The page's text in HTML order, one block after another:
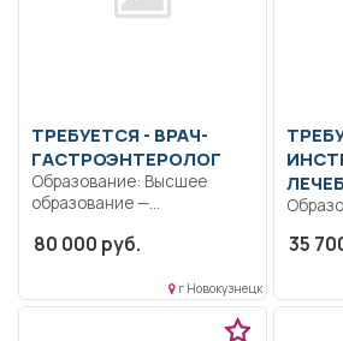
ТРЕБУЕТСЯ - ВРАЧ-
ГАСТРОЭНТЕРОЛОГ
Образование: Высшее
образование —
магистратура..
гастроэнтеролога..
Полный...
80 000 руб.
г Новокузнецк
и...
35